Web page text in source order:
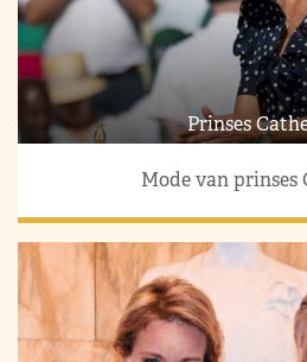
Prinses
Mode van prinses